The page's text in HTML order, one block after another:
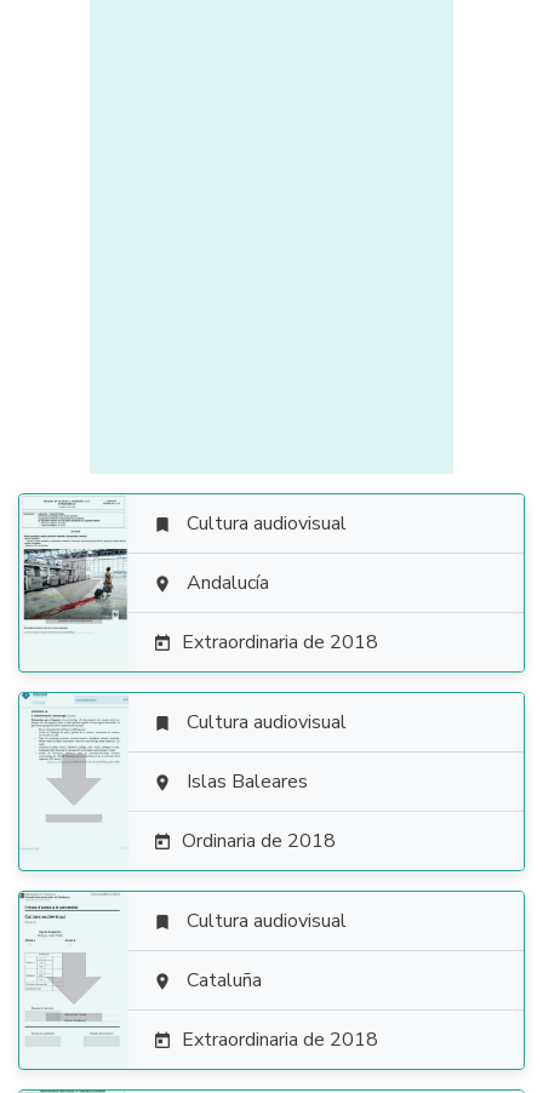

 Cultura audiovisual
 Andalucía
 Extraordinaria de 2018

 Cultura audiovisual
 Islas Baleares
 Ordinaria de 2018

 Cultura audiovisual
 Cataluña
 Extraordinaria de 2018